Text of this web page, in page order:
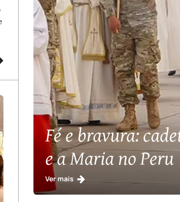
Fé e bravura:
e a Maria no Peru
Ver mais